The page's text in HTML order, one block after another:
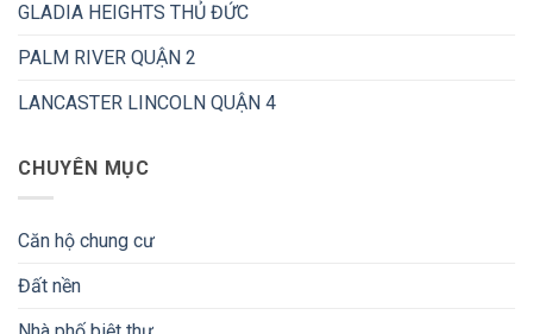
GLADIA HEIGHTS THỦ ĐỨC
PALM RIVER QUẬN 2
LANCASTER LINCOLN QUẬN 4
CHUYÊN MỤC
Căn hộ chung cư
Đất nền